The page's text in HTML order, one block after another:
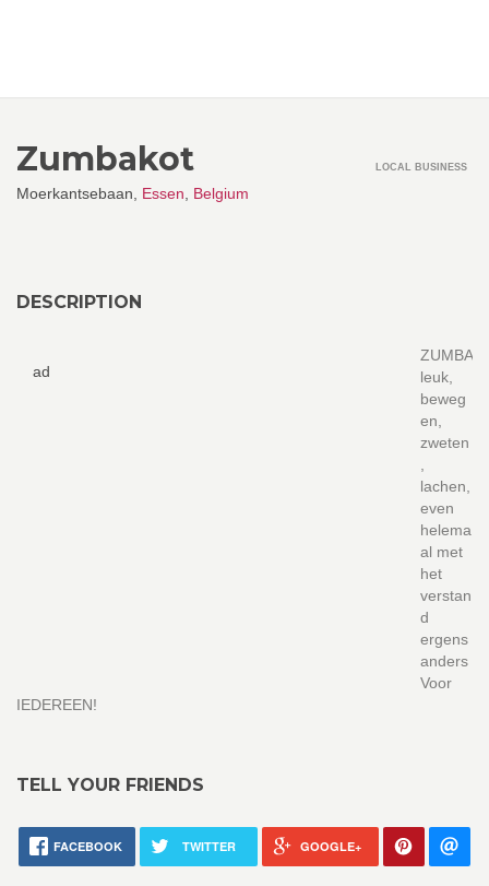
Zumbakot
Moerkantsebaan, Essen Belgium
LOCAL BUSINESS
DESCRIPTION
ad
ZUMBA
leuk,
beweg
en,
zweten
lachen,
even
helema
al met
het
verstan
d
ergens
anders
Voor
IEDEREEN!
TELL YOUR FRIENDS
FACEBOOK TWITTER GOOGLE+